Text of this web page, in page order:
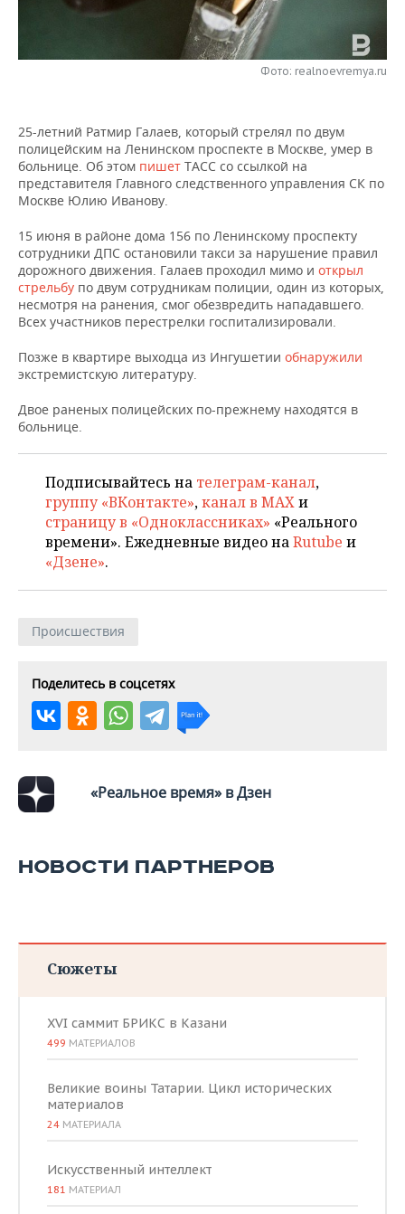
НЕФТЕХИМИЯ
ЭНЕРГЕТИКА
РОЗНИЧНАЯ ТОРГОВЛЯ
НОВОСТИ ТЕХНОЛОГИЙ
ТЕЛЕКОММУНИКАЦИИ
БИЗНЕС-БРАНЧИ
ONLINE-КОНФЕРЕНЦИИ
ОТКРЫТАЯ ЛЕКЦИЯ
ФУТБОЛ
ХОККЕЙ
БАСКЕТБОЛ
ВОЛЕЙБОЛ
КИБЕРСПОРТ
ФИГУРНОЕ КАТАНИЕ
ВОДНЫЕ ВИДЫ СПОРТА
ХОККЕЙ С МЯЧОМ
НОВОСТИ ОБЩЕСТВА
ВЛАСТЬ
ИНФРАСТРУКТУРА
ИСТОРИЯ
КУЛЬТУРА
МЕДИЦИНА
ОБРАЗОВАНИЕ
ПРОИСШЕСТВИЯ
ФОТОГАЛЕРЕЯ
СЮЖЕТЫ
СПРАВОЧНИК
СПИСОК ПЕРСОН
СПИСОК КОМПАНИЙ
ПОЛНАЯ ВЕРСИЯ
Фото: realnoevremya.ru
25-летний Ратмир Галаев, который стрелял по двум
полицейским на Ленинском проспекте в Москве, умер в
больнице. Об этом пишет ТАСС со ссылкой на
представителя Главного следственного управления СК по
Москве Юлию Иванову.
15 июня в районе дома 156 по Ленинскому проспекту
сотрудники ДПС остановили такси за нарушение правил
дорожного движения. Галаев проходил мимо и открыл
стрельбу по двум сотрудникам полиции, один из которых,
несмотря на ранения, смог обезвредить нападавшего.
Всех участников перестрелки госпитализировали.
Позже в квартире выходца из Ингушетии обнаружили
экстремистскую литературу.
Двое раненых полицейских по-прежнему находятся в
больнице.
Подписывайтесь на телеграм-канал,
группу «ВКонтакте»,канал в MAXи
страницу в «Одноклассниках» «Реального
времени». Ежедневные видео наRutube и
«Дзене».
Происшествия
Поделитесь в соцсетях
«Реальное время» в Дзен
НОВОСТИ ПАРТНЕРОВ
Сюжеты
XVI саммит БРИКС в Казани
499 МАТЕРИАЛОВ
Великие воины Татарии. Цикл исторических
материалов
24 МАТЕРИАЛА
Искусственный интеллект
181 МАТЕРИАЛ